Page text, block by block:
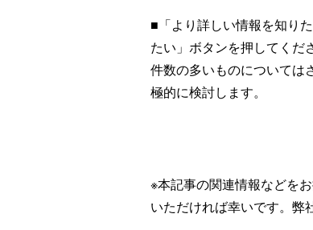
■「より詳しい情報を知り
たい」ボタンを押してくだ
件数の多いものについては
極的に検討します。
※本記事の関連情報などを
いただければ幸いです。弊